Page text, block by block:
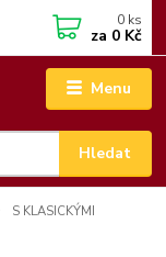
Menu
Hledat
0 ks
za 0 Kč
S KLASICKÝMI